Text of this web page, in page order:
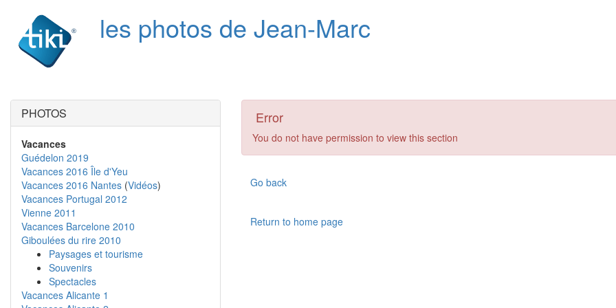
les photos de Jean-Marc
Error
You do not have permission to view this section
Go back
Return to home page
PHOTOS
Vacances
Guédelon 2019
Vacances 2016 Île d'Yeu
Vacances 2016 Nantes (Vidéos)
Vacances Portugal 2012
Vienne 2011
Vacances Barcelone 2010
Giboulées du rire 2010
Paysages et tourisme
Souvenirs
Spectacles
Vacances Alicante 1